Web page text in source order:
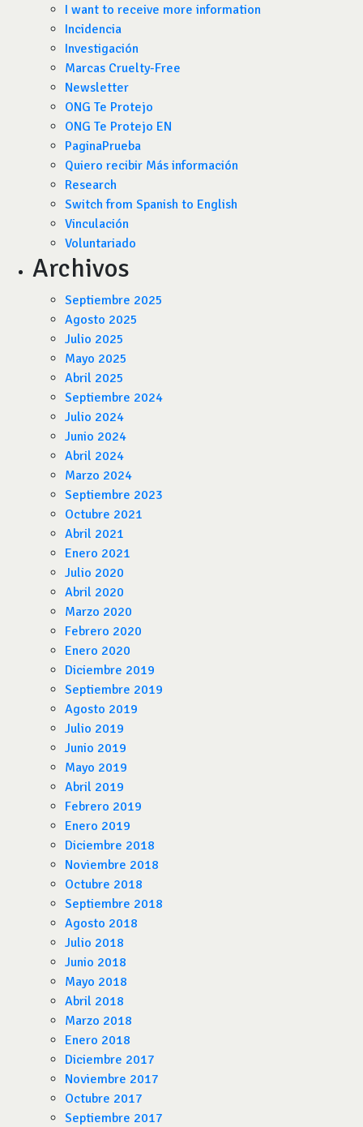
I want to receive more information
Incidencia
Investigación
Marcas Cruelty-Free
Newsletter
ONG Te Protejo
ONG Te Protejo EN
PaginaPrueba
Quiero recibir Más información
Research
Switch from Spanish to English
Vinculación
Voluntariado
Archivos
Septiembre 2025
Agosto 2025
Julio 2025
Mayo 2025
Abril 2025
Septiembre 2024
Julio 2024
Junio 2024
Abril 2024
Marzo 2024
Septiembre 2023
Octubre 2021
Abril 2021
Enero 2021
Julio 2020
Abril 2020
Marzo 2020
Febrero 2020
Enero 2020
Diciembre 2019
Septiembre 2019
Agosto 2019
Julio 2019
Junio 2019
Mayo 2019
Abril 2019
Febrero 2019
Enero 2019
Diciembre 2018
Noviembre 2018
Octubre 2018
Septiembre 2018
Agosto 2018
Julio 2018
Junio 2018
Mayo 2018
Abril 2018
Marzo 2018
Enero 2018
Diciembre 2017
Noviembre 2017
Octubre 2017
Septiembre 2017